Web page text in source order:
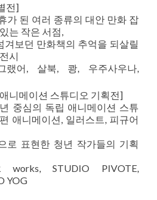
전]
가 된 여러 종류의 대안 만화 잡
는 작은 서점,
겨보던 만화책의 추억을 되살릴
시
랬어, 살북, 쾅, 우주사우나,
니메이션 스튜디오 기획전]
중심의 독립 애니메이션 스튜
애니메이션, 일러스트, 피규어
로 표현한 청년 작가들의 기획
works, STUDIO PIVOTE,
YOG